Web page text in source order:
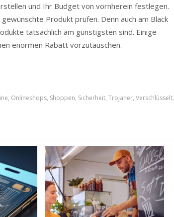
und Ihr Budget von vornherein festlegen.
Produkt prüfen. Denn auch am Black
tatsächlich am günstigsten sind. Einige
enormen Rabatt vorzutäuschen.
, Onlineshops, Shoppen, Sicherheit, Trojaner, Verschlüsselt,